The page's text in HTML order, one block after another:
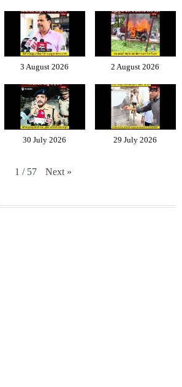
3 August 2026 2 August 2026
30 July 2026 29 July 2026
1 / 57 Next »